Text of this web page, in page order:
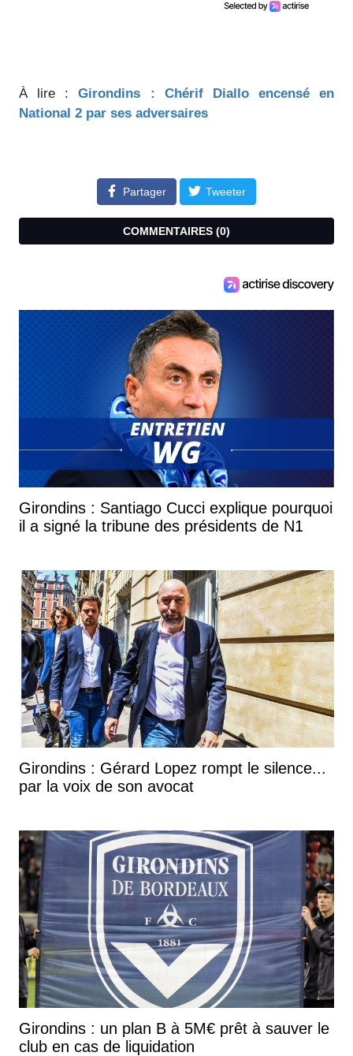
À lire :Girondins : Chérif Diallo encensé en
National 2 par ses adversaires
Partager Tweeter
COMMENTAIRES (0)
Girondins : Santiago Cucci explique pourquoi
il a signé la tribune des présidents de N1
Girondins : Gérard Lopez rompt le silence...
par la voix de son avocat
Girondins : un plan B à 5M€ prêt à sauver le
club en cas de liquidation